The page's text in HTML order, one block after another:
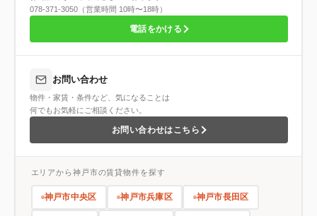
078-371-3050（営業時間 10時〜18時）
電話をかける
お問い合わせ
物件・家賃・条件など、気になることは
何でもお気軽にご相談ください。
お問い合わせはこちら
エリアから神戸市の賃貸物件を探す
神戸市中央区 神戸市兵庫区 神戸市長田区